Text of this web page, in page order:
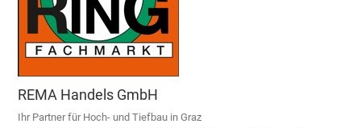
REMA Handels GmbH
Ihr Partner für Hoch- und Tiefbau in Graz